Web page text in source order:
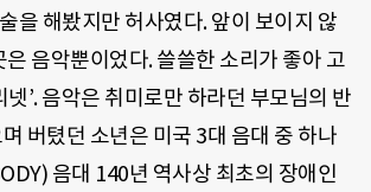
을 해봤지만 허사였다. 앞이 보이지 않
은 음악뿐이었다. 쓸쓸한 소리가 좋아 고
넷’. 음악은 취미로만 하라던 부모님의 반
버텼던 소년은 미국 3대 음대 중 하나
음대 140년 역사상 최초의 장애인